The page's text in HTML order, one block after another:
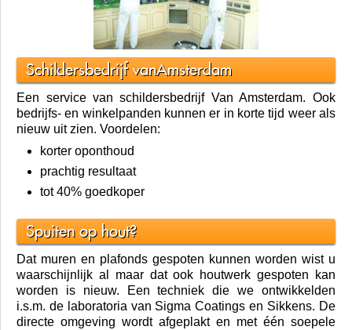
Schildersbedrijf vanAmsterdam
Een service van schildersbedrijf Van Amsterdam. Ook
bedrijfs- en winkelpanden kunnen er in korte tijd weer als
nieuw uit zien. Voordelen:
korter oponthoud
prachtig resultaat
tot 40% goedkoper
Spuiten op hout?
Dat muren en plafonds gespoten kunnen worden wist u
waarschijnlijk al maar dat ook houtwerk gespoten kan
worden is nieuw. Een techniek die we ontwikkelden
i.s.m. de laboratoria van Sigma Coatings en Sikkens. De
directe omgeving wordt afgeplakt en met één soepele